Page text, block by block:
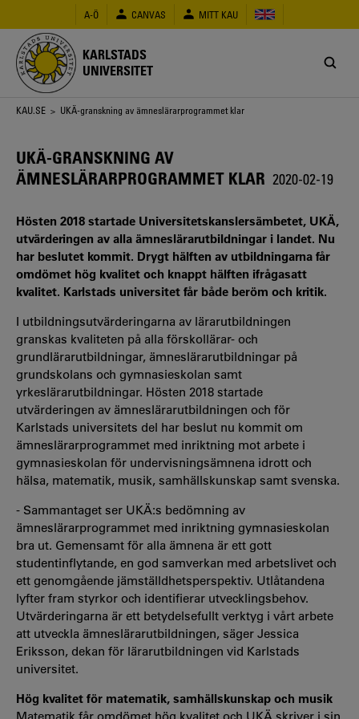
huvudinnehåll
A-Ö CANVAS MITT KAU
KARLSTADS
UNIVERSITET
Länkstig
KAU.SE > UKÄ-granskning av ämneslärarprogrammet klar
UKÄ-GRANSKNING AV
ÄMNESLÄRARPROGRAMMET KLAR 2020-02-19
Hösten 2018 startade Universitetskanslersämbetet, UKÄ,
utvärderingen av alla ämneslärarutbildningar i landet. Nu
har beslutet kommit. Drygt hälften av utbildningarna får
omdömet hög kvalitet och knappt hälften ifrågasatt
kvalitet. Karlstads universitet får både beröm och kritik.
I utbildningsutvärderingarna av lärarutbildningen
granskas kvaliteten på alla förskollärar- och
grundlärarutbildningar, ämneslärarutbildningar på
grundskolans och gymnasieskolan samt
yrkeslärarutbildningar. Hösten 2018 startade
utvärderingen av ämneslärarutbildningen och för
Karlstads universitets del har beslut nu kommit om
ämneslärarprogrammet med inriktning mot arbete i
gymnasieskolan för undervisningsämnena idrott och
hälsa, matematik, musik, samhällskunskap samt svenska.
- Sammantaget ser UKÄ:s bedömning av
ämneslärarprogrammet med inriktning gymnasieskolan
bra ut. Gemensamt för alla ämnena är ett gott
studentinflytande, en god samverkan med arbetslivet och
ett genomgående jämställdhetsperspektiv. Utlåtandena
lyfter fram styrkor och identifierar utvecklingsbehov.
Utvärderingarna är ett betydelsefullt verktyg i vårt arbete
att utveckla ämneslärarutbildningen, säger Jessica
Eriksson, dekan för lärarutbildningen vid Karlstads
universitet.
Hög kvalitet för matematik, samhällskunskap och musik
Matematik får omdömet hög kvalitet och UKÄ skriver i sin